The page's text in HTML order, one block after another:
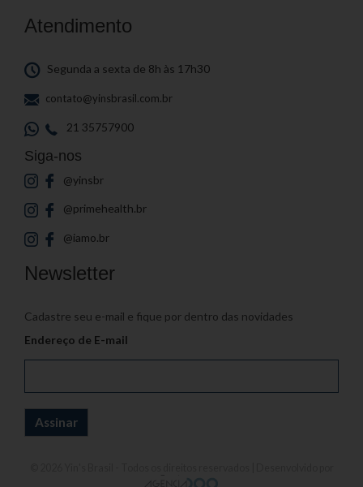
Atendimento
Segunda a sexta de 8h às 17h30
contato@yinsbrasil.com.br
21 35757900
Siga-nos
@yinsbr
@primehealth.br
@iamo.br
Newsletter
Cadastre seu e-mail e fique por dentro das novidades
Endereço de E-mail